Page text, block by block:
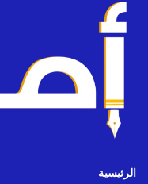
الرئيسية